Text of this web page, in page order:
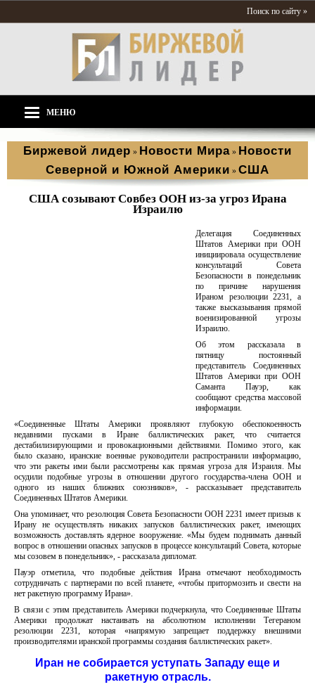
Поиск по сайту »
МЕНЮ
Биржевой лидер » Новости Мира » Новости
Северной и Южной Америки » США
США созывают Совбез ООН из-за угроз Ирана
Израилю
Делегация Соединенных
Штатов Америки при ООН
инициировала осуществление
консультаций Совета
Безопасности в понедельник
по причине нарушения
Ираном резолюции 2231, а
также высказывания прямой
военизированной угрозы
Израилю.
Об этом рассказала в
пятницу постоянный
представитель Соединенных
Штатов Америки при ООН
Саманта Пауэр, как
сообщают средства массовой
информации.
«Соединенные Штаты Америки проявляют глубокую обеспокоенность
недавними пусками в Иране баллистических ракет, что считается
дестабилизирующими и провокационными действиями. Помимо этого, как
было сказано, иранские военные руководители распространили информацию,
что эти ракеты ими были рассмотрены как прямая угроза для Израиля. Мы
осудили подобные угрозы в отношении другого государства-члена ООН и
одного из наших ближних союзников», - рассказывает представитель
Соединенных Штатов Америки.
Она упоминает, что резолюция Совета Безопасности ООН 2231 имеет призыв к
Ирану не осуществлять никаких запусков баллистических ракет, имеющих
возможность доставлять ядерное вооружение. «Мы будем поднимать данный
вопрос в отношении опасных запусков в процессе консультаций Совета, которые
мы созовем в понедельник», - рассказала дипломат.
Пауэр отметила, что подобные действия Ирана отмечают необходимость
сотрудничать с партнерами по всей планете, «чтобы притормозить и свести на
нет ракетную программу Ирана».
В связи с этим представитель Америки подчеркнула, что Соединенные Штаты
Америки продолжат настаивать на абсолютном исполнении Тегераном
резолюции 2231, которая «напрямую запрещает поддержку внешними
производителями иранской программы создания баллистических ракет».
Иран не собирается уступать Западу еще и
ракетную отрасль.